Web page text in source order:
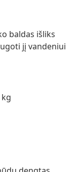
baldas išliks
jį vandeniui